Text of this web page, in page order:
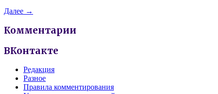
Далее →
Комментарии
ВКонтакте
Редакция
Разное
Правила комментирования